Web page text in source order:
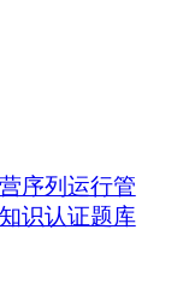
序列运行管
识认证题库